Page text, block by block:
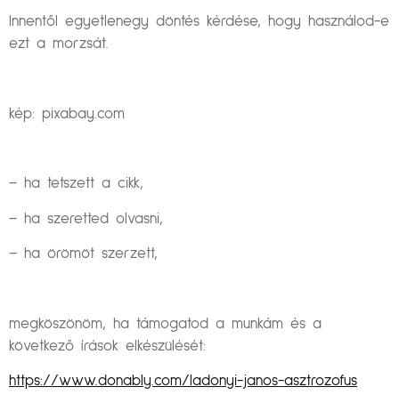
Innentől egyetlenegy döntés kérdése, hogy használod-e
ezt a morzsát.
kép: pixabay.com
– ha tetszett a cikk,
– ha szeretted olvasni,
– ha örömöt szerzett,
megköszönöm, ha támogatod a munkám és a
következő írások elkészülését:
https://www.donably.com/ladonyi-janos-asztrozofus